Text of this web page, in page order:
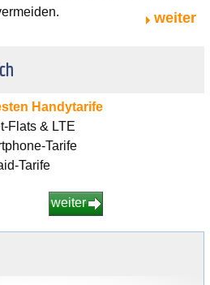
weiter
Handytarife
Flats & LTE
Tarife
Tarife
weiter